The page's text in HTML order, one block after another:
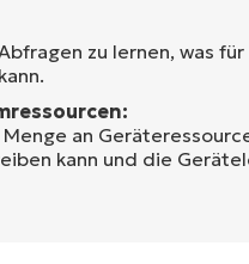
zu lernen, was für
an
kann und die